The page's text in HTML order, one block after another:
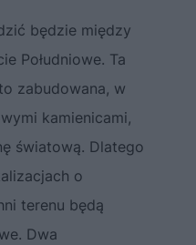
będzie między
Południowe. Ta
zabudowana, w
kamienicami,
światową. Dlatego
o
terenu będą
Dwa